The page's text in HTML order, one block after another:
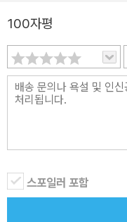
100자평
스포일러 포함